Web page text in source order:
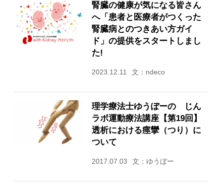
腎臓の健康が気になる皆さん
へ「患者と医療者がつくった
腎臓病とのつきあい方ガイ
ド」の提供をスタートしまし
た!
2023.12.11 文：ndeco
理学療法士ゆうぼーの じん
ラボ運動療法講座【第19回】
透析における痙攣（つり）に
ついて
2017.07.03 文：ゆうぼー